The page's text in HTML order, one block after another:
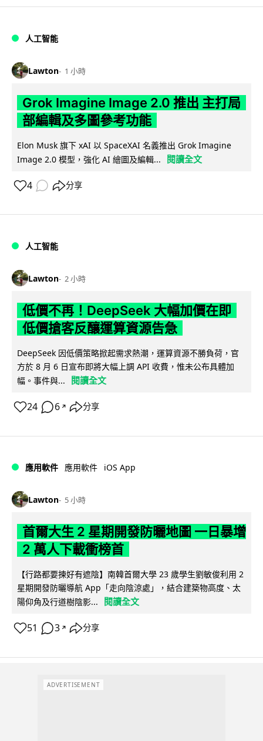
人工智能
Lawton 1 小時
Grok Imagine Image 2.0 推出 主打局
部編輯及多圖參考功能
Elon Musk 旗下 xAI 以 SpaceXAI 名義推出 Grok Imagine
Image 2.0 模型，強化 AI 繪圖及編輯...
閱讀全文
4 分享
人工智能
Lawton 2 小時
低價不再！DeepSeek 大幅加價在即
低價搶客反釀運算資源告急
DeepSeek 因低價策略掀起需求熱潮，運算資源不勝負荷，官
方於 8 月 6 日宣布即將大幅上調 API 收費，惟未公布具體加
幅。事件與...
閱讀全文
24 6 ↗ 分享
應用軟件 應用軟件 iOS App
Lawton 5 小時
首爾大生 2 星期開發防曬地圖 一日暴增
2 萬人下載衝榜首
【行路都要揀好有遮陰】南韓首爾大學 23 歲學生劉敏俊利用 2
星期開發防曬導航 App「走向陰涼處」，結合建築物高度、太
陽仰角及行道樹陰影...
閱讀全文
51 3 ↗ 分享
ADVERTISEMENT